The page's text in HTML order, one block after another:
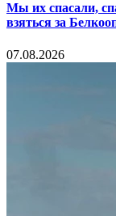
Мы их спасали,
взяться за
07.08.2026